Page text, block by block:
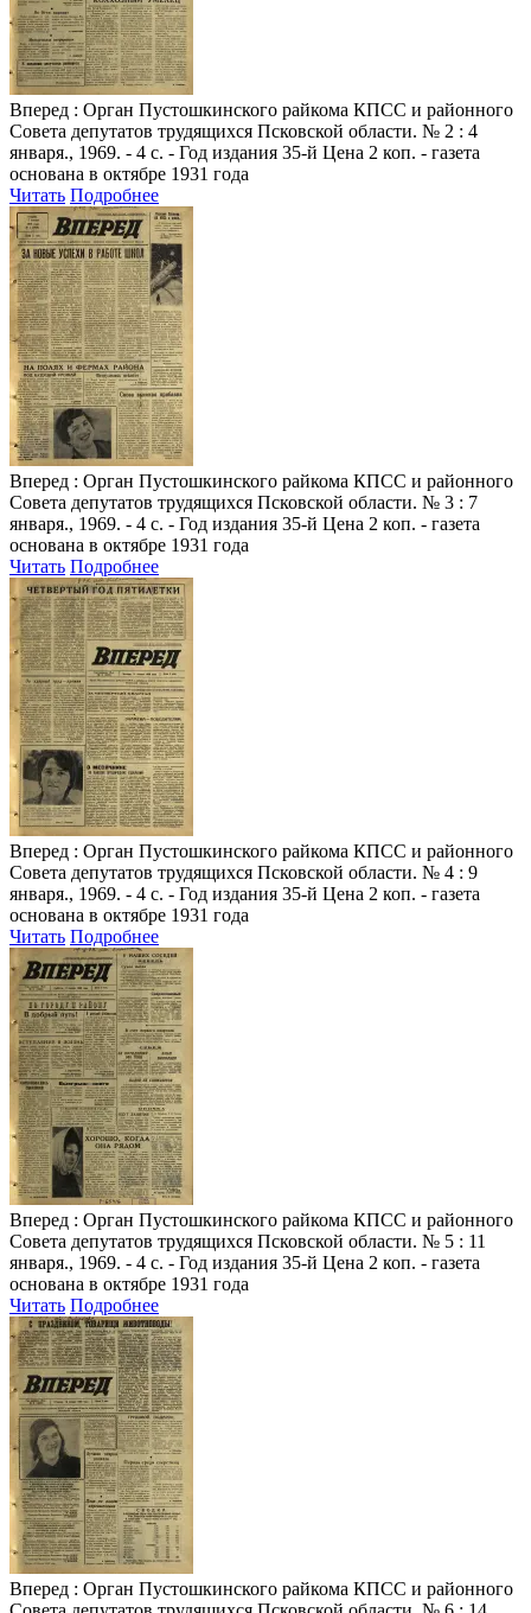
Вперед : Орган Пустошкинского райкома КПСС и районного
Совета депутатов трудящихся Псковской области. № 2 : 4
января., 1969. - 4 с. - Год издания 35-й Цена 2 коп. - газета
основана в октябре 1931 года
Читать Подробнее
Вперед : Орган Пустошкинского райкома КПСС и районного
Совета депутатов трудящихся Псковской области. № 3 : 7
января., 1969. - 4 с. - Год издания 35-й Цена 2 коп. - газета
основана в октябре 1931 года
Читать Подробнее
Вперед : Орган Пустошкинского райкома КПСС и районного
Совета депутатов трудящихся Псковской области. № 4 : 9
января., 1969. - 4 с. - Год издания 35-й Цена 2 коп. - газета
основана в октябре 1931 года
Читать Подробнее
Вперед : Орган Пустошкинского райкома КПСС и районного
Совета депутатов трудящихся Псковской области. № 5 : 11
января., 1969. - 4 с. - Год издания 35-й Цена 2 коп. - газета
основана в октябре 1931 года
Читать Подробнее
Вперед : Орган Пустошкинского райкома КПСС и районного